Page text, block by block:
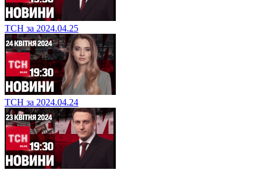
ТСН за 2024.04.25
ТСН за 2024.04.24